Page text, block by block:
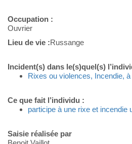
Occupation :
Ouvrier
Lieu de vie :Russange
Incident(s) dans le(s)quel(s)
Rixes ou violences, Incendie,
Ce que fait l’individu :
participe à une rixe et incendie
Saisie réalisée par